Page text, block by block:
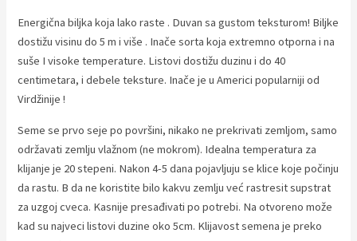
Energična biljka koja lako raste . Duvan sa gustom teksturom! Biljke
dostižu visinu do 5 m i više . Inače sorta koja extremno otporna i na
suše I visoke temperature. Listovi dostižu duzinu i do 40
centimetara, i debele teksture. Inače je u Americi popularniji od
Virdžinije !
Seme se prvo seje po površini, nikako ne prekrivati zemljom, samo
održavati zemlju vlažnom (ne mokrom). Idealna temperatura za
klijanje je 20 stepeni. Nakon 4-5 dana pojavljuju se klice koje počinju
da rastu. B da ne koristite bilo kakvu zemlju već rastresit supstrat
za uzgoj cveca. Kasnije presađivati po potrebi. Na otvoreno može
kad su najveci listovi duzine oko 5cm. Klijavost semena je preko